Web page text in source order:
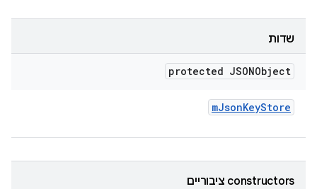
שדות
protected JSONObject
mJsonKeyStore
‫constructors ציבוריים